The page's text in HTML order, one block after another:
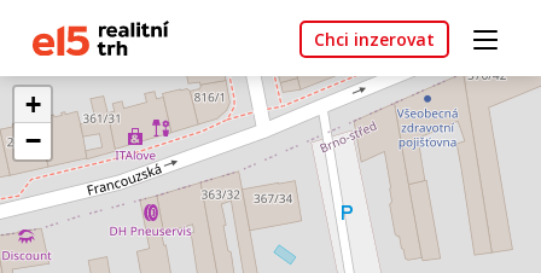
Chci inzerovat
+
−